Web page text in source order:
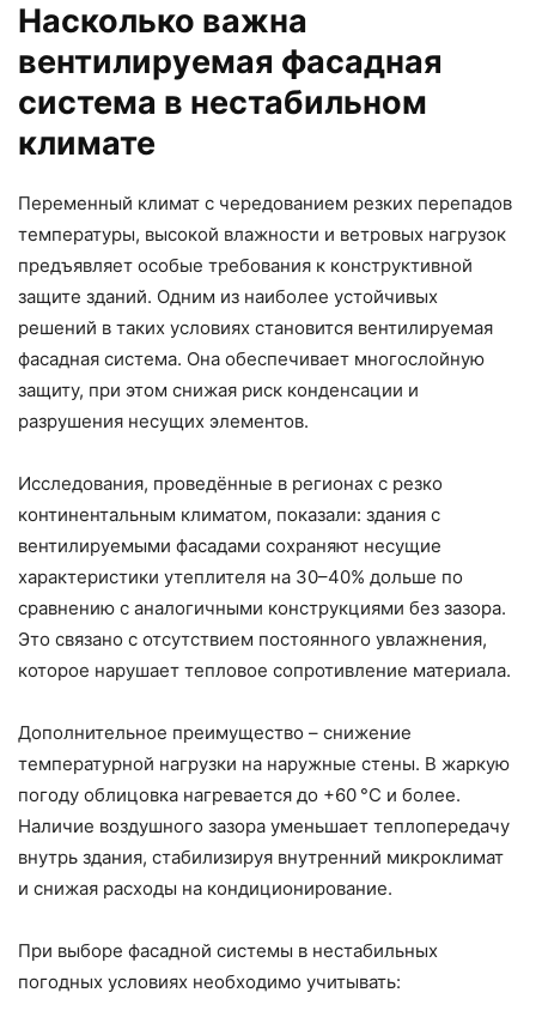
Насколько важна
вентилируемая фасадная
система в нестабильном
климате
Переменный климат с чередованием резких перепадов
температуры, высокой влажности и ветровых нагрузок
предъявляет особые требования к конструктивной
защите зданий. Одним из наиболее устойчивых
решений в таких условиях становится вентилируемая
фасадная система. Она обеспечивает многослойную
защиту, при этом снижая риск конденсации и
разрушения несущих элементов.
Исследования, проведённые в регионах с резко
континентальным климатом, показали: здания с
вентилируемыми фасадами сохраняют несущие
характеристики утеплителя на 30–40% дольше по
сравнению с аналогичными конструкциями без зазора.
Это связано с отсутствием постоянного увлажнения,
которое нарушает тепловое сопротивление материала.
Дополнительное преимущество – снижение
температурной нагрузки на наружные стены. В жаркую
погоду облицовка нагревается до +60 °C и более.
Наличие воздушного зазора уменьшает теплопередачу
внутрь здания, стабилизируя внутренний микроклимат
и снижая расходы на кондиционирование.
При выборе фасадной системы в нестабильных
погодных условиях необходимо учитывать: